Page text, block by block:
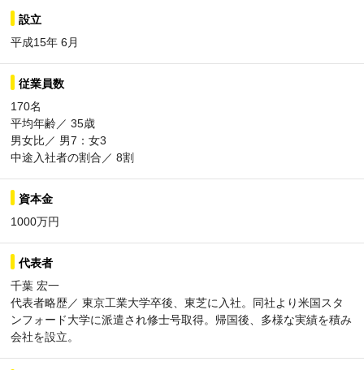
設立
平成15年 6月
従業員数
170名
平均年齢／ 35歳
男女比／ 男7：女3
中途入社者の割合／ 8割
資本金
1000万円
代表者
千葉 宏一
代表者略歴／ 東京工業大学卒後、東芝に入社。同社より米国スタ
ンフォード大学に派遣され修士号取得。帰国後、多様な実績を積み
会社を設立。